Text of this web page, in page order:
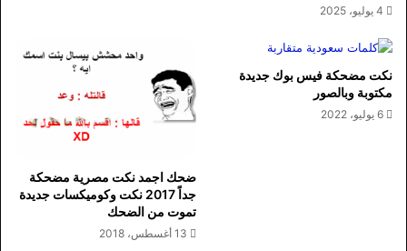
4 يوليو، 2025
نكت مضحكة فيس بوك جديدة
مكتوبة وبالصور
6 يوليو، 2022
ضحك اجمد نكت مصرية مضحكة
جداً 2017 نكت وكوميكسات جديدة
تموت من الضحك
13 أغسطس، 2018